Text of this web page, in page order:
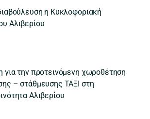
η Κυκλοφοριακή
Αλιβερίου
για την προτεινόμενη χωροθέτηση
– στάθμευσης ΤΑΞΙ στη
Αλιβερίου